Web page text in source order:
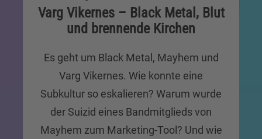
Varg Vikernes – Black Metal, Blut
und brennende Kirchen
Es geht um Black Metal, Mayhem und
Varg Vikernes. Wie konnte eine
Subkultur so eskalieren? Warum wurde
der Suizid eines Bandmitglieds von
Mayhem zum Marketing-Tool? Und wie